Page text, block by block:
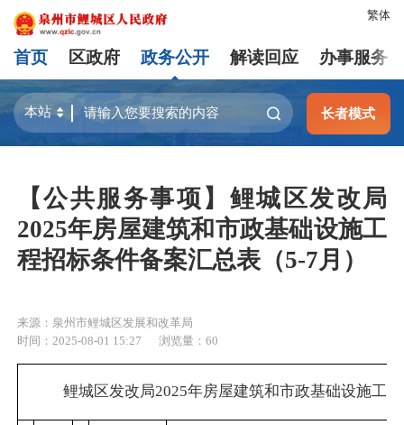
繁体
首页 区政府 政务公开 解读回应 办事服务
长者模式
【公共服务事项】鲤城区发改局
2025年房屋建筑和市政基础设施工
程招标条件备案汇总表（5-7月）
来源：泉州市鲤城区发展和改革局
时间：2025-08-01 15:27
浏览量： 60
鲤城区发改局2025年房屋建筑和市政基础设施工